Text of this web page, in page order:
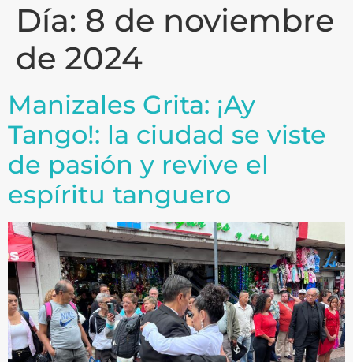
Día: 8 de noviembre
de 2024
Manizales Grita: ¡Ay
Tango!: la ciudad se viste
de pasión y revive el
espíritu tanguero